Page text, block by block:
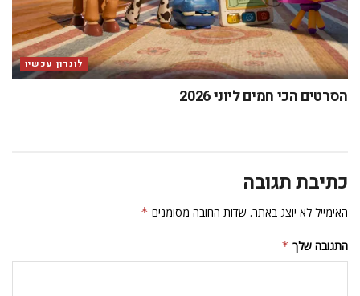
לונדון עכשיו
הסרטים הכי חמים ליוני 2026
כתיבת תגובה
האימייל לא יוצג באתר. שדות החובה מסומנים *
התגובה שלך *